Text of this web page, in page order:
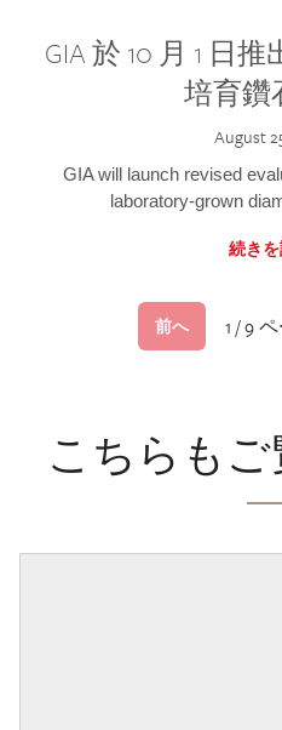
GIA 於 10 月 1 日
培育鑽
August
GIA will launch revised
laboratory-grown
続き
前へ 1 / 9
こちらも